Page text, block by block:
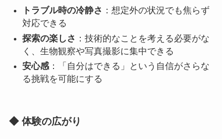
トラブル時の冷静さ ：想定外の状況でも焦らず
対応できる
探索の楽しさ ：技術的なことを考える必要がな
く、生物観察や写真撮影に集中できる
安心感：「自分はできる」という自信がさらな
る挑戦を可能にする
◆ 体験の広がり